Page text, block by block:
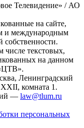
Телевидение» / АО
на сайте,
и международным
собственности.
числе текстовых,
на данном
Ленинградский
комната 1.
— law@tlum.ru
персональных